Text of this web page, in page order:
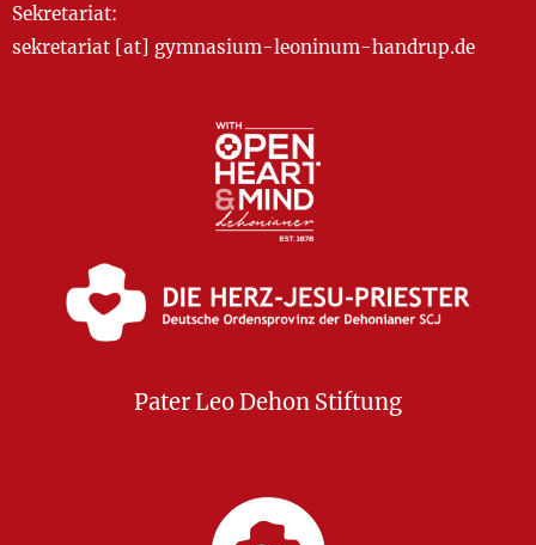
Sekretariat:
sekretariat [at] gymnasium-leoninum-handrup.de
Pater Leo Dehon Stiftung